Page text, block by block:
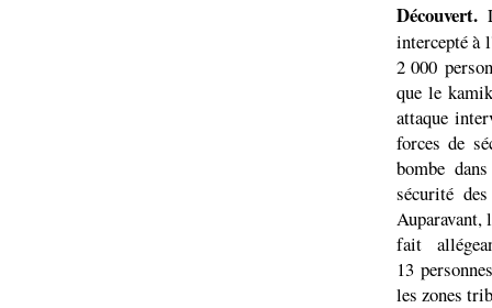
Découvert.
intercepté à
2 000
que le
attaque
forces de
bombe
sécurité
Auparavant,
fait
13
les zones